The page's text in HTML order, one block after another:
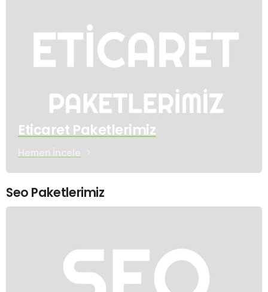
Eticaret Paketlerimiz
Seo Paketlerimiz